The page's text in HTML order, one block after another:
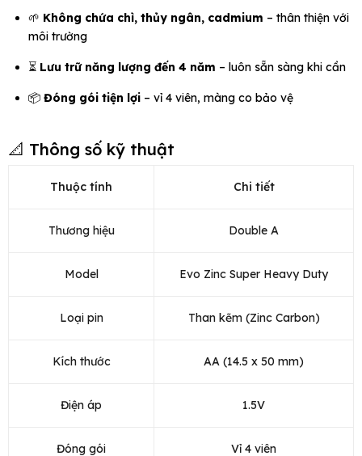
🌱 Không chứa chì, thủy ngân, cadmium – thân thiện với
môi trường
⏳ Lưu trữ năng lượng đến 4 năm – luôn sẵn sàng khi cần
📦 Đóng gói tiện lợi – vỉ 4 viên, màng co bảo vệ
📐 Thông số kỹ thuật
Thuộc tính Chi tiết
Thương hiệu Double A
Model Evo Zinc Super Heavy Duty
Loại pin Than kẽm (Zinc Carbon)
Kích thước AA (14.5 x 50 mm)
Điện áp 1.5V
Đóng gói Vỉ 4 viên